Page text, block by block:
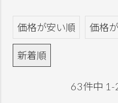
価格が安い順 価格
新着順
63件中 1 -